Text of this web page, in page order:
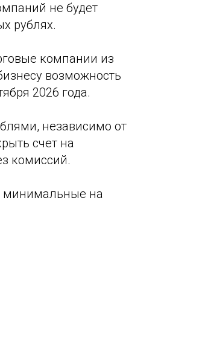
не будет
рублях.
компании из
возможность
2026 года.
независимо от
счет на
комиссий.
минимальные на